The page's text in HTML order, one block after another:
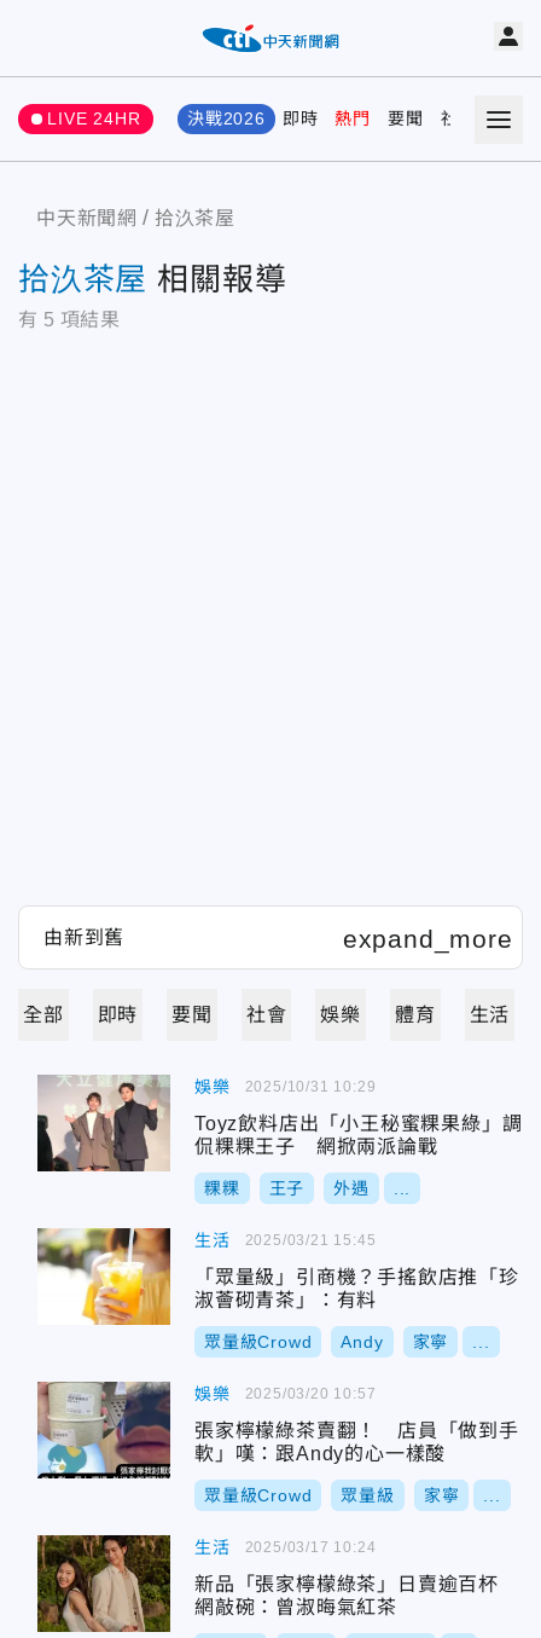
LIVE 24HR 決戰2026 即時 熱門 要聞 社會 娛樂
中天新聞網 拾汣茶屋
拾汣茶屋 相關報導
有 5 項結果
全部 即時 要聞 社會 娛樂 體育 生活
娛樂
Toyz飲料店出「小王秘蜜粿果綠」調
侃粿粿王子 網掀兩派論戰
粿粿 王子 外遇
2025/10/31 10:29
生活
「眾量級」引商機？手搖飲店推「珍
淑薈砌青茶」：有料
眾量級Crowd Andy 家寧
2025/03/21 15:45
娛樂
張家檸檬綠茶賣翻！ 店員「做到手
軟」嘆：跟Andy的心一樣酸
眾量級Crowd 眾量級 家寧
2025/03/20 10:57
生活
新品「張家檸檬綠茶」日賣逾百杯
網敲碗：曾淑晦氣紅茶
2025/03/17 10:24